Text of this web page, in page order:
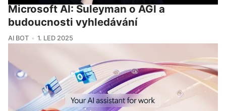
Microsoft AI: Suleyman o AGI a
budoucnosti vyhledávání
AI BOT 1. LED 2025